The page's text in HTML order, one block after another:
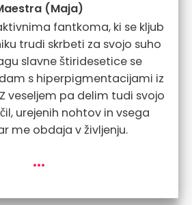
(Maja)
fantkoma, ki se kljub
trudi skrbeti za svojo suho
slavne štiridesetice se
s hiperpigmentacijami iz
veseljem pa delim tudi svojo
urejenih nohtov in vsega
me obdaja v življenju.
...